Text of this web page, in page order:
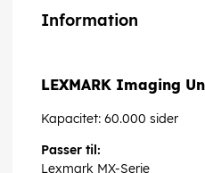
Information
LEXMARK Imaging
Kapacitet: 60.000 sider
Passer til:
Lexmark MX-Serie